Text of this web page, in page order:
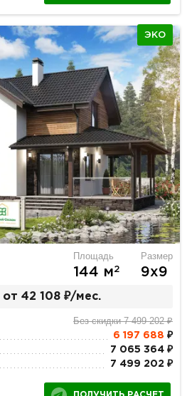
ЭКО
Площадь
144 м2
Размер
9х9
от 42 108 ₽/мес.
Без скидки 7 499 202 ₽
6 197 688 ₽
7 065 364 ₽
7 499 202 ₽